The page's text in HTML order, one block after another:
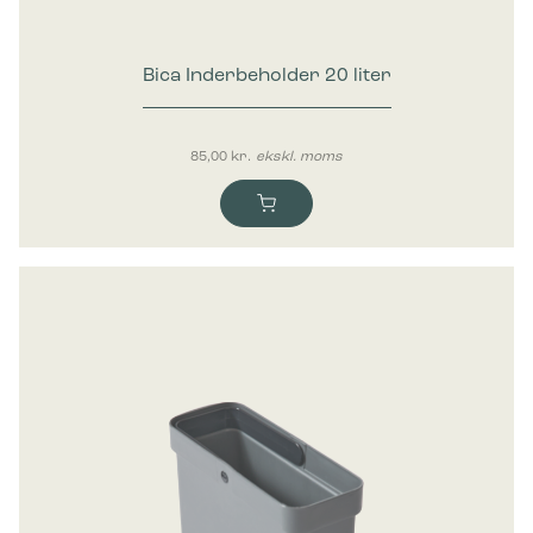
Bica Inderbeholder 20 liter
85,00 kr. ekskl. moms